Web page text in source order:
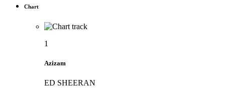
Chart
1
Azizam
ED SHEERAN